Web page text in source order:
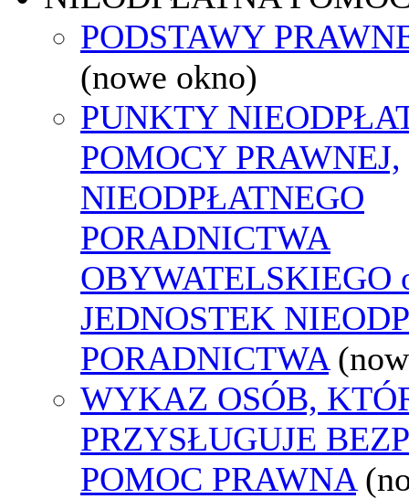
PODSTAWY
(nowe okno)
PUNKTY
POMOCY PRAWNEJ,
NIEODPŁATNEGO
PORADNICTWA
OBYWATELSKIEGO
JEDNOSTEK
PORADNICTWA
WYKAZ OSÓB,
PRZYSŁUGUJE
POMOC PRAWNA